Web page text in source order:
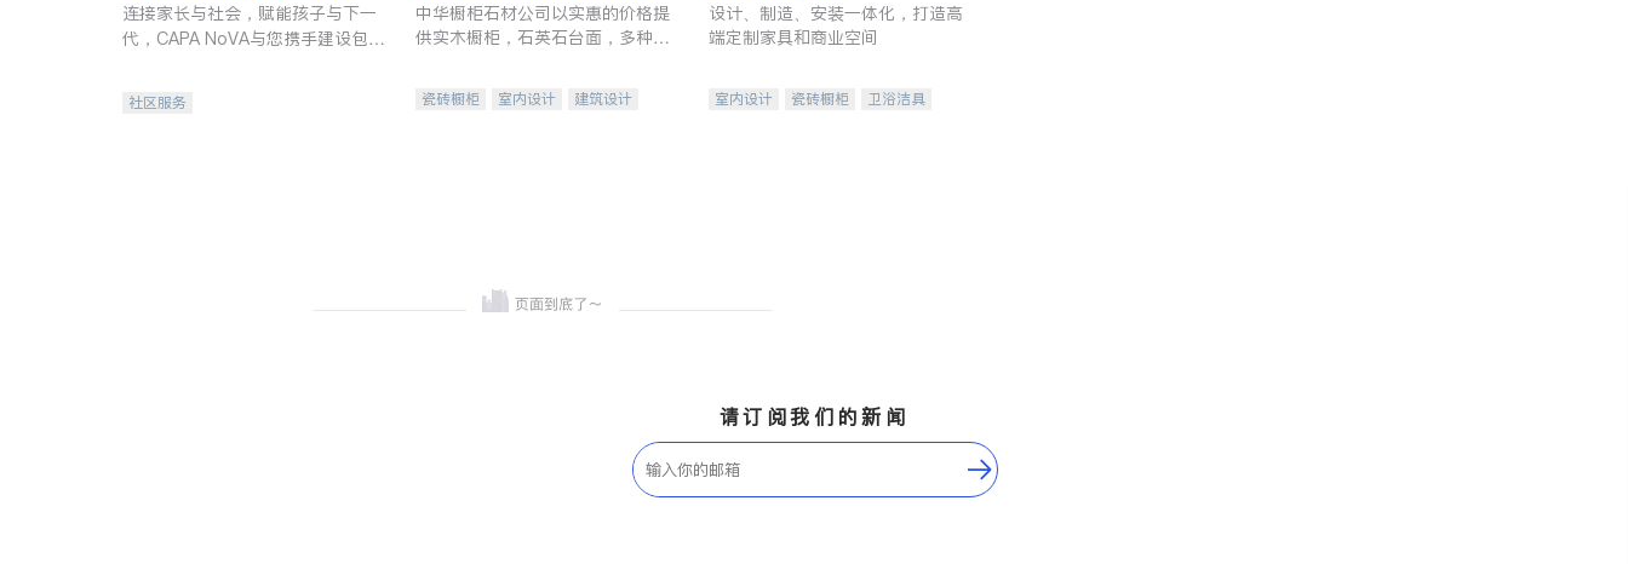
连接家长与社会，赋能孩子与下一
代，CAPA NoVA与您携手建设包
社区服务
中华橱柜石材公司以实惠的价格提
供实木橱柜，石英石台面，多种优
机。品质厨房，家的选择。
瓷砖橱柜 室内设计
建筑设计
设计、制造、安装一体化，打造高
端定制家具和商业空间
室内设计 瓷砖橱柜
卫浴洁具
请订阅我们的新闻